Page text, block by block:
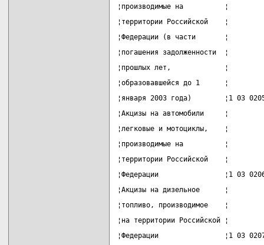
¦производимые на          ¦
¦территории Российской
¦Федерации (в части       ¦
¦погашения задолженности
¦прошлых лет,             ¦
¦образовавшейся до 1
¦января 2003 года)        ¦1 03
¦Акцизы на автомобили
¦легковые и мотоциклы,
¦производимые на          ¦
¦территории Российской
¦Федерации                ¦1 03
¦Акцизы на дизельное
¦топливо, производимое
¦на территории
¦Федерации                ¦1 03